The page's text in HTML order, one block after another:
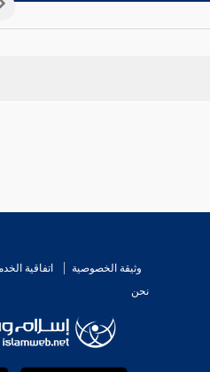
وثيقة الخصوصية اتفاقية
نحن